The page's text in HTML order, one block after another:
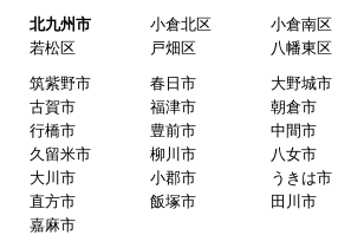
北九州市
小倉北区 小倉南区
若松区
戸畑区 八幡東区
筑紫野市
春日市 大野城市
古賀市
福津市 朝倉市
行橋市
豊前市 中間市
久留米市
柳川市 八女市
大川市
小郡市 うきは市
直方市
飯塚市 田川市
嘉麻市